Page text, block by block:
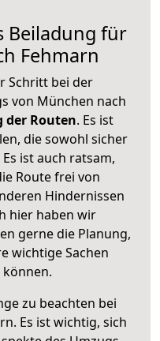
Beiladung für
Fehmarn
Schritt bei der
von München nach
Routen. Es ist
die sowohl sicher
ist auch ratsam,
Route frei von
Hindernissen
hier haben wir
gerne die Planung,
wichtige Sachen
zu beachten bei
Es ist wichtig, sich